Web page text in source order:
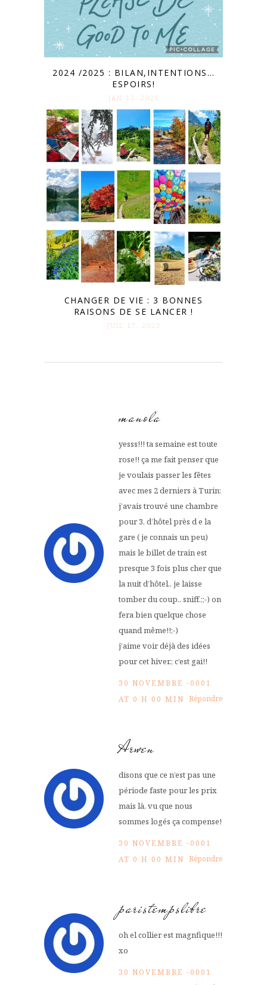
2024 /2025 : BILAN,INTENTIONS…
ESPOIRS!
JAN 13. 2025
CHANGER DE VIE : 3 BONNES
RAISONS DE SE LANCER !
JUIL 17. 2023
manola
yesss!!! ta semaine est toute
rose!! ça me fait penser que
je voulais passer les fêtes
avec mes 2 derniers à Turin:
j’avais trouvé une chambre
pour 3, d’hôtel près d e la
gare ( je connais un peu)
mais le billet de train est
presque 3 fois plus cher que
la nuit d’hôtel.. je laisse
tomber du coup.. sniff.;;-) on
fera bien quelque chose
quand même!!;-)
j’aime voir déjà des idées
pour cet hiver.; c’est gai!!
30 NOVEMBRE -0001
AT 0 H 00 MIN Répondre
Arwen
disons que ce n’est pas une
période faste pour les prix
mais là, vu que nous
sommes logés ça compense!
30 NOVEMBRE -0001
AT 0 H 00 MIN Répondre
paristempslibre
oh el collier est magnfique!!!
xo
30 NOVEMBRE -0001